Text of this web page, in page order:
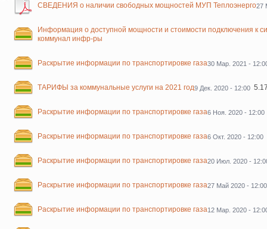
СВЕДЕНИЯ о наличии свободных мощностей МУП Теплоэнерго27
Информация о доступной мощности и стоимости подключения к
коммунал инфр-ры
Раскрытие информации по транспортировке газа30 Мар. 2021 -
ТАРИФЫ за коммунальные услуги на 2021 год9 Дек. 2020 - 12:00
Раскрытие информации по транспортировке газа6 Ноя. 2020 - 12:00
Раскрытие информации по транспортировке газа6 Окт. 2020 - 12:00
Раскрытие информации по транспортировке газа20 Июл. 2020 -
Раскрытие информации по транспортировке газа27 Май 2020 - 12:00
Раскрытие информации по транспортировке газа12 Мар. 2020 -